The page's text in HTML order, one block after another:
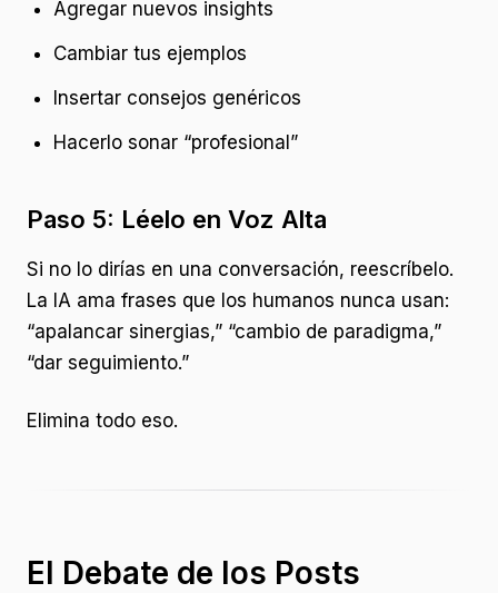
Agregar nuevos insights
Cambiar tus ejemplos
Insertar consejos genéricos
Hacerlo sonar “profesional”
Paso 5: Léelo en Voz Alta
Si no lo dirías en una conversación, reescríbelo.
La IA ama frases que los humanos nunca usan:
“apalancar sinergias,” “cambio de paradigma,”
“dar seguimiento.”
Elimina todo eso.
El Debate de los Posts